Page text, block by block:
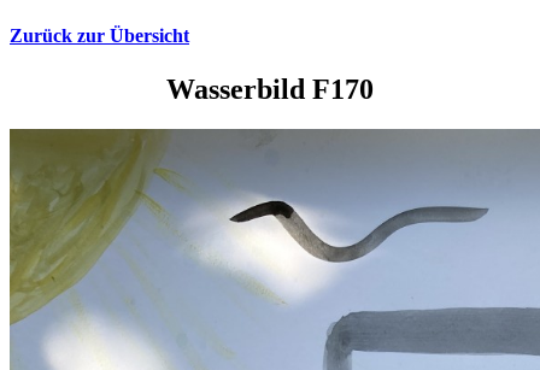
Zurück zur Übersicht
Wasserbild F170